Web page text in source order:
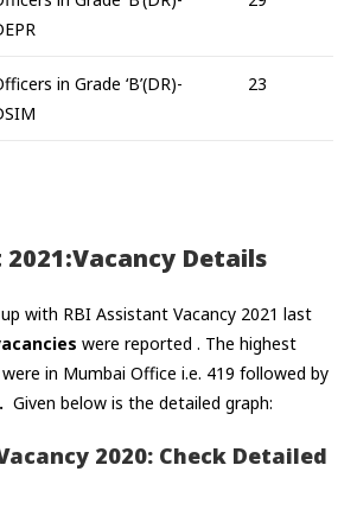
in Grade ‘B’(DR)-
23
Details
with RBI Assistant Vacancy 2021 last
were reported . The highest
in Mumbai Office i.e. 419 followed by
Given below is the detailed graph:
2020: Check Detailed